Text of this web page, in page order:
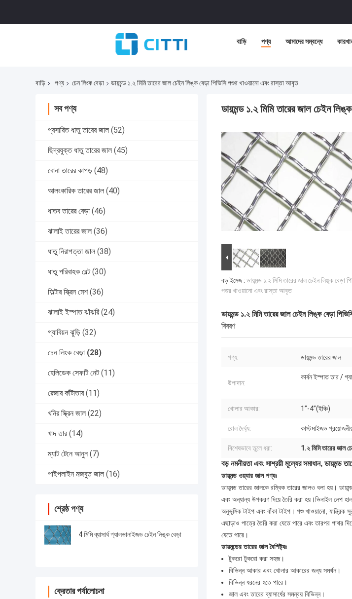
বাড়ি পণ্য আমাদের সম্বন্ধে
বাড়ি পণ্য চেন লিংক বেড়া ডায়মন্ড ১.২ মিমি তারের জাল চেইন লিঙ্ক বেড়া পিভিসি পশুর খাওয়ানো এবং রাস্তা আবৃত
সব পণ্য
প্রসারিত ধাতু তারের জাল (52)
ছিদ্রযুক্ত ধাতু তারের জাল (45)
বোনা তারের কাপড় (48)
আলংকারিক তারের জাল (40)
ধাতব তারের বেড়া (46)
ঝালাই তারের জাল (36)
ধাতু নিরাপত্তা জাল (38)
ধাতু পরিবাহক বেল্ট (30)
ফিল্টার স্ক্রিন মেশ (36)
ঝালাই ইস্পাত ঝাঁঝরি (24)
গ্যাবিয়ন ঝুড়ি (32)
চেন লিংক বেড়া (28)
হেলিডেক সেফটি নেট (11)
রেজার কাঁটাতার (11)
খনির স্ক্রিন জাল (22)
খাদ তার (14)
ম্যাট টেনে আনুন (7)
পাইপলাইন মজবুত জাল (16)
শ্রেষ্ঠ পণ্য
4 মিমি ব্যাসার্ধ গ্যালভানাইজড চেইন লিঙ্ক বেড়া
ক্রেতার পর্যালোচনা
ডায়মন্ড ১.২ মিমি তারের জাল চেইন
বড় ইমেজ : ডায়মন্ড ১.২ মিমি তারের জাল চেইন লিঙ্ক বেড়া
পশুর খাওয়ানো এবং রাস্তা আবৃত
ডায়মন্ড ১.২ মিমি তারের জাল চেইন লিঙ্ক বেড়া
বিবরণ
পণ্য: ডায়মন্ড তারের জাল
উপাদান:
কার্বন ইস্পাত তার /
খোলার আকার: 1”-4”(ইঞ্চি)
রোল দৈর্ঘ্য: কাস্টমাইজড
বিশেষভাবে তুলে ধরা: 1.২ মিমি তারের জাল
বড় নমনীয়তা এবং সাশ্রয়ী মূল্যের সমাধান, ডায়মন্ড
ডায়মন্ড ওয়্যার জাল পণ্যঃ
ডায়মন্ড তারের জালকে রম্বিক তারের জালও বলা হয়।
এবং অন্যান্য উপকরণ দিয়ে তৈরি করা হয়।ভিনাইল লেপ
অনুভূমিক টাইপ এবং বাঁকা টাইপ। পশু খাওয়ানো, যান্ত্রিক
এছাড়াও পাত্রে তৈরি করা যেতে পারে এবং তারপর পাথর
যেতে পারে।
ডায়মন্ডের তারের জাল বৈশিষ্ট্যঃ
টুকরো টুকরো করা সহজ।
বিভিন্ন আকার এবং খোলার আকারের জন্য সমর্থন।
বিভিন্ন ধরনের হতে পারে।
জাল এবং তারের ব্যাসার্ধের সমন্বয় বিভিন্ন।